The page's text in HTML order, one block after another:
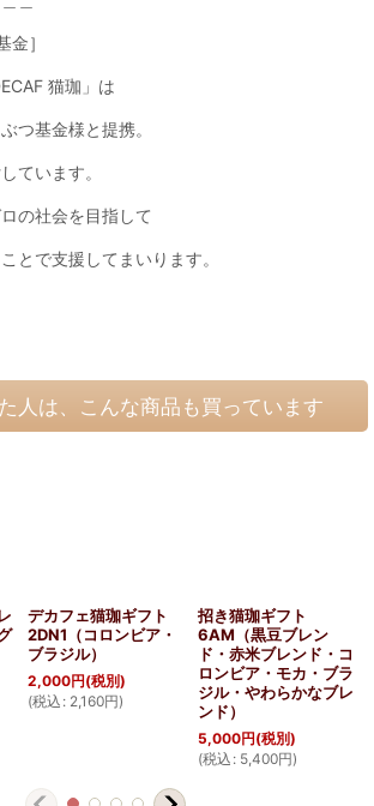
金］
猫珈」は
つ基金様と提携。
ています。
の社会を目指して
とで支援してまいります。
人は、こんな商品も買っています
デカフェ猫珈ギフト
2DN1（コロンビア・
ブラジル）
2,000円(税別)
(税込 : 2,160円)
招き猫珈ギフト
6AM（黒豆ブレン
ド・赤米ブレンド・コ
ロンビア・モカ・ブラ
ジル・やわらかなブレ
ンド）
5,000円(税別)
(税込 : 5,400円)